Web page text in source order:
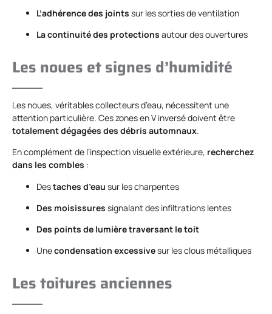
L’adhérence des joints sur les sorties de ventilation
La continuité des protections autour des ouvertures
Les noues et signes d’humidité
Les noues, véritables collecteurs d’eau, nécessitent une
attention particulière. Ces zones en V inversé doivent être
totalement dégagées des débris automnaux.
En complément de l’inspection visuelle extérieure, recherchez
dans les combles :
Destaches d’eau sur les charpentes
Des moisissures signalant des infiltrations lentes
Des points de lumière traversant le toit
Unecondensation excessivesur les clous métalliques
Les toitures anciennes